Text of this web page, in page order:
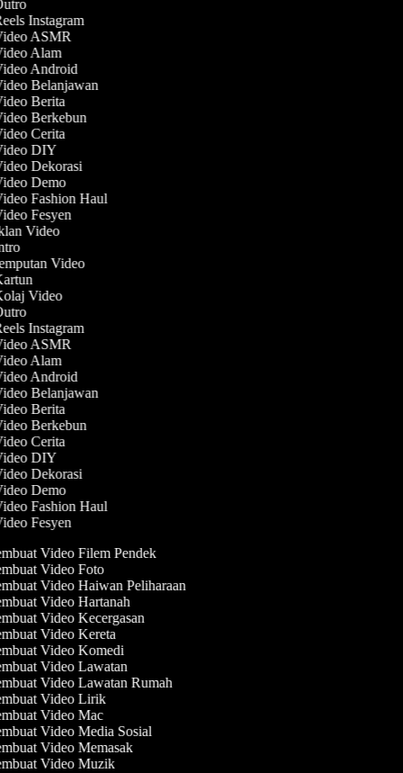
Instagram
ASMR
Alam
Android
Belanjawan
Berita
Berkebun
Cerita
DIY
Dekorasi
Demo
Fashion Haul
Fesyen
Video
Video
Video
Instagram
ASMR
Alam
Android
Belanjawan
Berita
Berkebun
Cerita
DIY
Dekorasi
Demo
Fashion Haul
Fesyen
Video Filem Pendek
Video Foto
Video Haiwan Peliharaan
Video Hartanah
Video Kecergasan
Video Kereta
Video Komedi
Video Lawatan
Video Lawatan Rumah
Video Lirik
Video Mac
Video Media Sosial
Video Memasak
Video Muzik